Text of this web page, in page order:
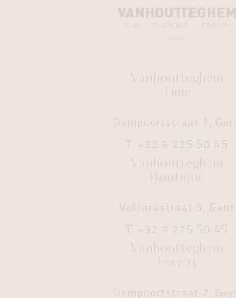
Vanhoutteghem
Time
Dampoortstraat 1, Gent
T. +32 9 225 50 45
Vanhoutteghem
Boutique
Voldersstraat 6, Gent
T. +32 9 225 50 45
Vanhoutteghem
Jewelry
Dampoortstraat 2, Gent